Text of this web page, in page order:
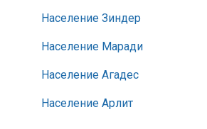
Население Зиндер
Население Маради
Население Агадеc
Население Арлит